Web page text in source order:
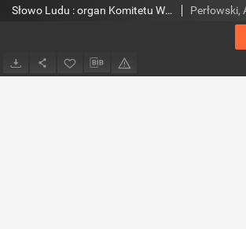
Słowo Ludu : organ Komitetu Wojewódzkiego Polskiej Zjednoczonej Partii Robotniczej, 1952, R.4, nr 141